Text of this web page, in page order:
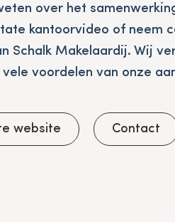
over het
kantoorvideo of neem
Schalk Makelaardij. Wij
voordelen van onze
website Contact